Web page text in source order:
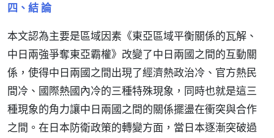
四、結 論
本文認為主要是區域因素《東亞區域平衡關係的瓦解、
中日兩強爭奪東亞霸權》改變了中日兩國之間的互動關
係，使得中日兩國之間出現了經濟熱政治冷、官方熱民
間冷、國際熱國內冷的三種特殊現象，同時也就是這三
種現象的角力讓中日兩國之間的關係擺盪在衝突與合作
之間。在日本防衛政策的轉變方面，當日本逐漸突破過